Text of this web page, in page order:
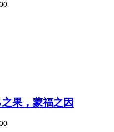
果，蒙福之因